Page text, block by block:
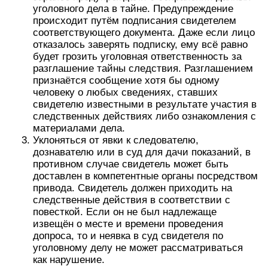
уголовного дела в тайне. Предупреждение
происходит путём подписания свидетелем
соответствующего документа. Даже если лицо
отказалось заверять подписку, ему всё равно
будет грозить уголовная ответственность за
разглашение тайны следствия. Разглашением
признаётся сообщение хотя бы одному
человеку о любых сведениях, ставших
свидетелю известными в результате участия в
следственных действиях либо ознакомления с
материалами дела.
Уклоняться от явки к следователю,
дознавателю или в суд для дачи показаний, в
противном случае свидетель может быть
доставлен в компетентные органы посредством
привода. Свидетель должен приходить на
следственные действия в соответствии с
повесткой. Если он не был надлежаще
извещён о месте и времени проведения
допроса, то и неявка в суд свидетеля по
уголовному делу не может рассматриваться
как нарушение.